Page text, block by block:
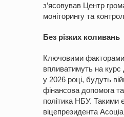
з’ясовував Центр
моніторингу та
Без різких коливань
Ключовими
впливатимуть на курс
у 2026 році, будуть
фінансова допомога
політика НБУ. Такими
віцепрезидента